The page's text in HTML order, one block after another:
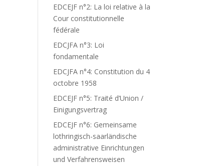
EDCEJF n°2: La loi relative à la
Cour constitutionnelle
fédérale
EDCJFA n°3: Loi
fondamentale
EDCJFA n°4: Constitution du 4
octobre 1958
EDCEJF n°5: Traité d’Union /
Einigungsvertrag
EDCEJF n°6: Gemeinsame
lothringisch-saarländische
administrative Einrichtungen
und Verfahrensweisen